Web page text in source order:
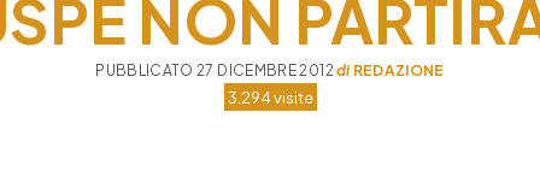
NON
PUBBLICATO 27 DICEMBRE 2012di REDAZIONE
3.294 visite